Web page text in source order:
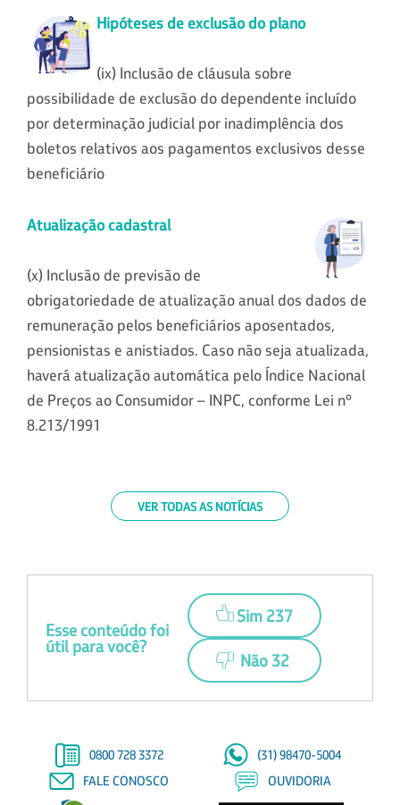
Hipóteses de exclusão do plano
(ix) Inclusão de cláusula sobre
possibilidade de exclusão do dependente incluído
por determinação judicial por inadimplência dos
boletos relativos aos pagamentos exclusivos desse
beneficiário
Atualização cadastral
(x) Inclusão de previsão de
obrigatoriedade de atualização anual dos dados de
remuneração pelos beneficiários aposentados,
pensionistas e anistiados. Caso não seja atualizada,
haverá atualização automática pelo Índice Nacional
de Preços ao Consumidor – INPC, conforme Lei nº
8.213/1991
VER TODAS AS NOTÍCIAS
Esse conteúdo foi
útil para você?
Sim 237
Não 32
0800 728 3372
(31) 98470-5004
FALE CONOSCO
OUVIDORIA